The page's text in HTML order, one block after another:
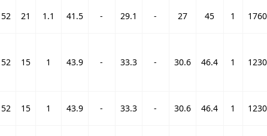
52 21 1.1 41.5 - 29.1 - 27 45 1
52 15 1 43.9 - 33.3 - 30.6 46.4 1
52 15 1 43.9 - 33.3 - 30.6 46.4 1